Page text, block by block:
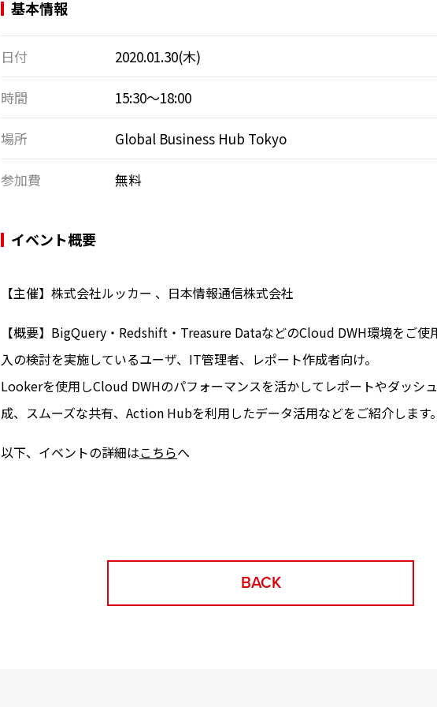
基本情報
日付 2020.01.30(木)
時間 15:30～18:00
場所 Global Business Hub Tokyo
参加費 無料
イベント概要
【主催】株式会社ルッカー 、日本情報通信株式会社
【概要】BigQuery・Redshift・Treasure DataなどのCloud DWH環境をご使
入の検討を実施しているユーザ、IT管理者、レポート作成者向け。
Lookerを使用しCloud DWHのパフォーマンスを活かしてレポートやダッシ
成、スムーズな共有、Action Hubを利用したデータ活用などをご紹介します
以下、イベントの詳細はこちらへ
BACK